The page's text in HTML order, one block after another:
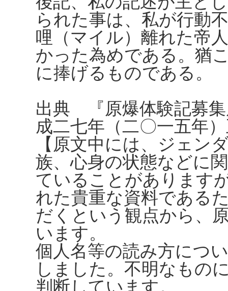
られた事は、私が行動
哩（マイル）離れた帝
かった為めである。猶
に捧げるものである。
出典 『原爆体験記募
成二七年（二〇一五年
【原文中には、ジェン
族、心身の状態などに
ていることがあります
れた貴重な資料である
だくという観点から、
います。
個人名等の読み方につ
しました。不明なもの
判断しています。